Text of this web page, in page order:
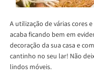
A utilização de várias cores
acaba ficando bem em
decoração da sua casa e
cantinho no seu lar! Não
lindos móveis.